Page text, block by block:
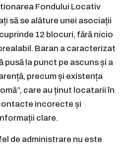
Fondului Locativ
să se alăture unei asociații
12 blocuri, fără nicio
Baran a caracterizat
pusă la punct pe ascuns și a
precum și existența
care au ținut locatarii în
incorecte și
clare.
de administrare nu este